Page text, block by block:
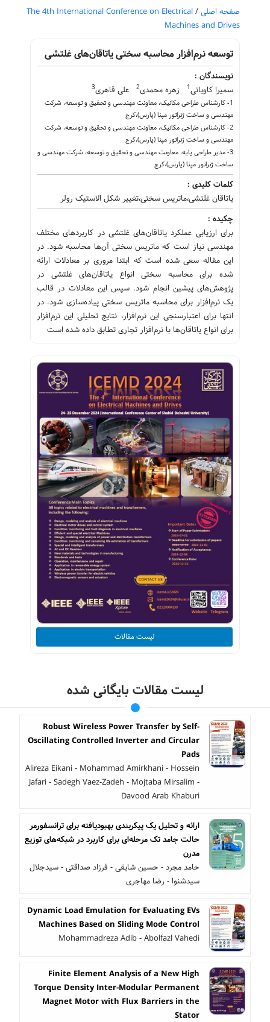
صفحه اصلی /
The 4th International Conference on Electrical
Machines and Drives
توسعه نرم‌افزار محاسبه سختی یاتاقان‌های غلتشی
نویسندگان :
سمیرا کاویانی1 زهره محمدی2 علی قاهری3
1- کارشناس طراحی مکانیک، معاونت مهندسی و تحقیق و توسعه، شرکت
مهندسی و ساخت ژنراتور مپنا (پارس)،کرج
2- کارشناس طراحی مکانیک، معاونت مهندسی و تحقیق و توسعه، شرکت
مهندسی و ساخت ژنراتور مپنا (پارس)،کرج
3- مدیر طراحی پایه، معاونت مهندسی و تحقیق و توسعه، شرکت مهندسی و
ساخت ژنراتور مپنا (پارس)،کرج
کلمات کلیدی :
یاتاقان غلتشی،ماتریس سختی،تغییر شکل الاستیک رولر
چکیده :
برای ارزیابی عملکرد یاتاقان‌های غلتشی در کاربردهای مختلف
مهندسی نیاز است که ماتریس سختی آن‌ها محاسبه شود. در
این مقاله سعی شده است که ابتدا مروری بر معادلات ارائه
شده برای محاسبه سختی انواع یاتاقان‌های غلتشی در
پژوهش‌های پیشین انجام شود. سپس این معادلات در قالب
یک نرم‌افزار برای محاسبه ماتریس سختی پیاده‌سازی شود. در
انتها برای اعتبارسنجی این نرم‌افزار، نتایج تحلیلی این نرم‌افزار
برای انواع یاتاقان‌ها با نرم‌افزار تجاری تطابق داده شده است
لیست مقالات
لیست مقالات بایگانی شده
Robust Wireless Power Transfer by Self-
Oscillating Controlled Inverter and Circular
Pads
Alireza Eikani - Mohammad Amirkhani - Hossein
Jafari - Sadegh Vaez-Zadeh - Mojtaba Mirsalim -
Davood Arab Khaburi
ارائه و تحلیل یک پیکربندی بهبودیافته برای ترانسفورمر
حالت جامد تک مرحله‌ای برای کاربرد در شبکه‌های توزیع
مدرن
حامد مجرد - حسین شایقی - فرزاد صداقتی - سیدجلال
سیدشنوا - رضا مهاجری
Dynamic Load Emulation for Evaluating EVs
Machines Based on Sliding Mode Control
Mohammadreza Adib - Abolfazl Vahedi
Finite Element Analysis of a New High
Torque Density Inter-Modular Permanent
Magnet Motor with Flux Barriers in the
Stator